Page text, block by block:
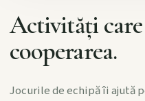
Activități
cooperarea.
Jocurile de echipă îi ajută